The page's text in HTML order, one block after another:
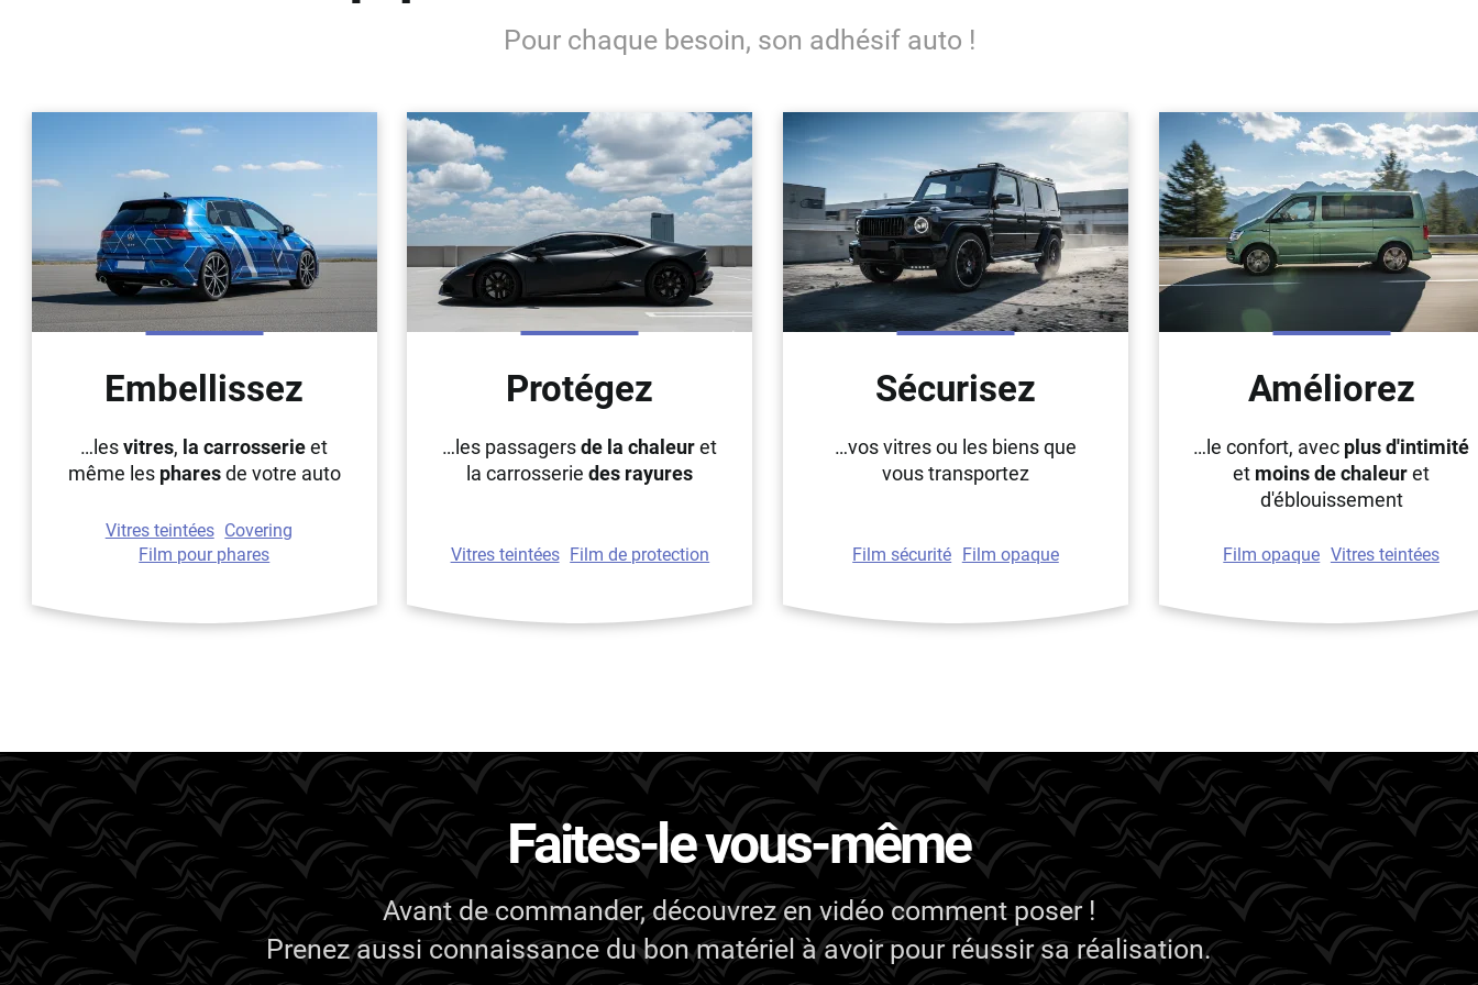
Geo
Great
Grecav
Gwm
Holden
Hyundai
Infiniti
Iveco
Jeep
Jetour
Kandi
Karma
Kgm/ssangyong
Kia
Pour chaque besoin, son adhésif auto !
Embellissez
…lesvitres, la carrosserieet
même les pharesde votre auto
Vitres teintées Covering
Film pour phares
Protégez
…les passagersde la chaleuret
la carrosseriedes rayures
Vitres teintées Film de protection
Sécurisez
…vos vitres ou les biens que
vous transportez
Film sécurité Film opaque
Améliorez
…le confort, avec plus d'intimité
et moins de chaleuret
d'éblouissement
Film opaque Vitres teintées
Faites-le vous-même
Avant de commander, découvrez en vidéo comment poser !
Prenez aussi connaissance du bon matériel à avoir pour réussir sa réalisation.